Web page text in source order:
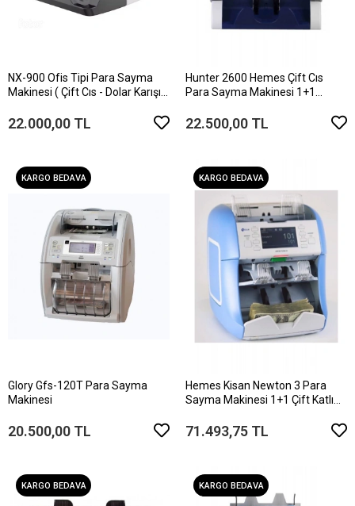
NX-900 Ofis Tipi Para Sayma
Makinesi ( Çift Cıs - Dolar Karışık
22.000,00 TL
Hunter 2600 Hemes Çift Cıs
Para Sayma Makinesi 1+1
22.500,00 TL
KARGO BEDAVA
Glory Gfs-120T Para Sayma
Makinesi
20.500,00 TL
KARGO BEDAVA
Hemes Kisan Newton 3 Para
Sayma Makinesi 1+1 Çift Katlı
71.493,75 TL
KARGO BEDAVA KARGO BEDAVA